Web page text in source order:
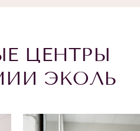
ЦЕНТРЫ
ЭКОЛЬ